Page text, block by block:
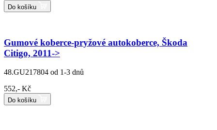
Do košíku
Gumové koberce-pryžové autokoberce, Škoda
Citigo, 2011->
48.GU217804 od 1-3 dnů
552,- Kč
Do košíku